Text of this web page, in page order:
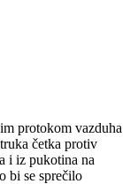
protokom vazduha
četka protiv
i iz pukotina na
bi se sprečilo